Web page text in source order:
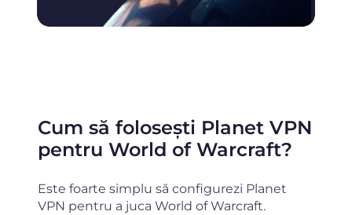
Cum să folosești Planet VPN
pentru World of Warcraft?
Este foarte simplu să configurezi Planet
VPN pentru a juca World of Warcraft.